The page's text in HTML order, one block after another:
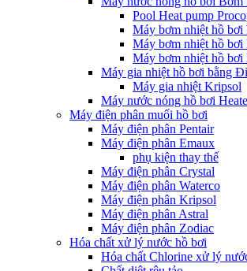
Pool Heat pump
Máy bơm nhiệt hồ bơi
Máy bơm nhiệt hồ bơi
Máy bơm nhiệt hồ bơi
Máy gia nhiệt hồ bơi bằng
Máy gia nhiệt Kripsol
Máy nước nóng hồ bơi
Máy điện phân muối hồ bơi
Máy điện phân Pentair
Máy điện phân Emaux
phụ kiện thay thế
Máy điện phân Crystal
Máy điện phân Waterco
Máy điện phân Kripsol
Máy điện phân Astral
Máy điện phân Zodiac
Hóa chất xử lý nước hồ bơi
Hóa chất Chlorine xử lý